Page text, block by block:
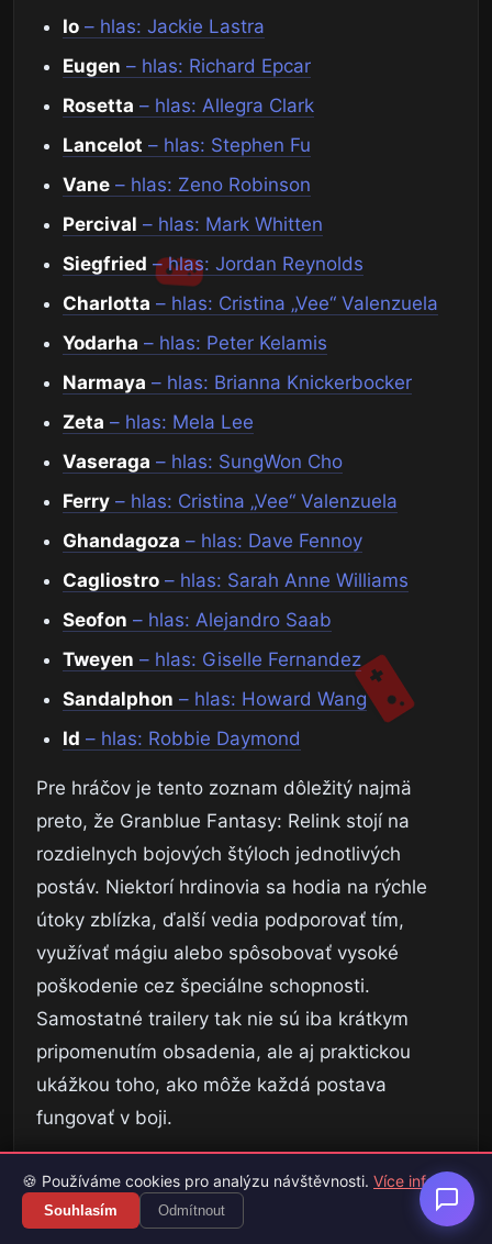
Io – hlas: Jackie Lastra
Eugen – hlas: Richard Epcar
Rosetta – hlas: Allegra Clark
Lancelot – hlas: Stephen Fu
Vane – hlas: Zeno Robinson
Percival – hlas: Mark Whitten
Siegfried – hlas: Jordan Reynolds
Charlotta – hlas: Cristina „Vee“ Valenzuela
Yodarha – hlas: Peter Kelamis
Narmaya – hlas: Brianna Knickerbocker
Zeta – hlas: Mela Lee
Vaseraga – hlas: SungWon Cho
Ferry – hlas: Cristina „Vee“ Valenzuela
Ghandagoza – hlas: Dave Fennoy
Cagliostro – hlas: Sarah Anne Williams
Seofon – hlas: Alejandro Saab
Tweyen – hlas: Giselle Fernandez
Sandalphon – hlas: Howard Wang
Id – hlas: Robbie Daymond
Pre hráčov je tento zoznam dôležitý najmä
preto, že Granblue Fantasy: Relink stojí na
rozdielnych bojových štýloch jednotlivých
postáv. Niektorí hrdinovia sa hodia na rýchle
útoky zblízka, ďalší vedia podporovať tím,
využívať mágiu alebo spôsobovať vysoké
poškodenie cez špeciálne schopnosti.
Samostatné trailery tak nie sú iba krátkym
pripomenutím obsadenia, ale aj praktickou
ukážkou toho, ako môže každá postava
fungovať v boji.
Samotné Endless Ragnarok prinesie nový
príbehový obsah, ktorý nadviaže na udalosti
🍪 Používáme cookies pro analýzu návštěvnosti. Více info
Souhlasím Odmítnout